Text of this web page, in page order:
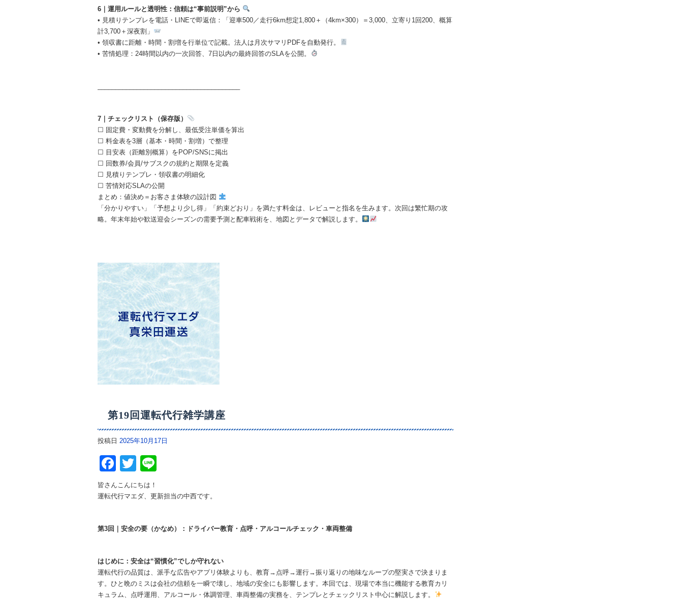
6｜運用ルールと透明性：信頼は“事前説明”から
• 見積りテンプレを電話・LINEで即返信：「迎車500／走行6km想定1,800＋（4km×300）＝3,000、立寄り1回200、概算
計3,700＋深夜割」
• 領収書に距離・時間・割増を行単位で記載。法人は月次サマリPDFを自動発行。
• 苦情処理：24時間以内の一次回答、7日以内の最終回答のSLAを公開。
7｜チェックリスト（保存版）
☐ 固定費・変動費を分解し、最低受注単価を算出
☐ 料金表を3層（基本・時間・割増）で整理
☐ 目安表（距離別概算）をPOP/SNSに掲出
☐ 回数券/会員/サブスクの規約と期限を定義
☐ 見積りテンプレ・領収書の明細化
☐ 苦情対応SLAの公開
まとめ：値決め＝お客さま体験の設計図
「分かりやすい」「予想より少し得」「約束どおり」を満たす料金は、レビューと指名を生みます。次回は繁忙期の攻
略。年末年始や歓送迎会シーズンの需要予測と配車戦術を、地図とデータで解説します。
第19回運転代行雑学講座
投稿日 2025年10月17日
Facebook
Twitter
皆さんこんにちは！
運転代行マエダ、更新担当の中西です。
第3回｜安全の要（かなめ）：ドライバー教育・点呼・アルコールチェック・車両整備
はじめに：安全は“習慣化”でしか守れない
運転代行の品質は、派手な広告やアプリ体験よりも、教育→点呼→運行→振り返りの地味なループの堅実さで決まりま
す。ひと晩のミスは会社の信頼を一瞬で壊し、地域の安全にも影響します。本回では、現場で本当に機能する教育カリ
キュラム、点呼運用、アルコール・体調管理、車両整備の実務を、テンプレとチェックリスト中心に解説します。